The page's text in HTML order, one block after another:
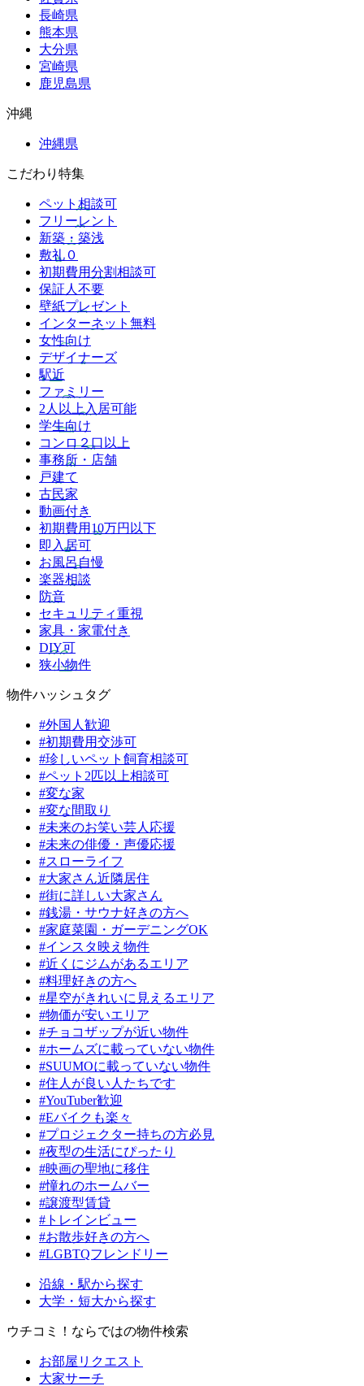
長崎県
熊本県
大分県
宮崎県
鹿児島県
沖縄
沖縄県
こだわり特集
ペット相談可
フリーレント
新築・築浅
敷礼０
初期費用分割相談可
保証人不要
壁紙プレゼント
インターネット無料
女性向け
デザイナーズ
駅近
ファミリー
2人以上入居可能
学生向け
コンロ２口以上
事務所・店舗
戸建て
古民家
動画付き
初期費用10万円以下
即入居可
お風呂自慢
楽器相談
防音
セキュリティ重視
家具・家電付き
DIY可
狭小物件
物件ハッシュタグ
#外国人歓迎
#初期費用交渉可
#珍しいペット飼育相談可
#ペット2匹以上相談可
#変な家
#変な間取り
#未来のお笑い芸人応援
#未来の俳優・声優応援
#スローライフ
#大家さん近隣居住
#街に詳しい大家さん
#銭湯・サウナ好きの方へ
#家庭菜園・ガーデニングOK
#インスタ映え物件
#近くにジムがあるエリア
#料理好きの方へ
#星空がきれいに見えるエリア
#物価が安いエリア
#チョコザップが近い物件
#ホームズに載っていない物件
#SUUMOに載っていない物件
#住人が良い人たちです
#YouTuber歓迎
#Eバイクも楽々
#プロジェクター持ちの方必見
#夜型の生活にぴったり
#映画の聖地に移住
#憧れのホームバー
#譲渡型賃貸
#トレインビュー
#お散歩好きの方へ
#LGBTQフレンドリー
沿線・駅から探す
大学・短大から探す
ウチコミ！ならではの物件検索
お部屋リクエスト
大家サーチ